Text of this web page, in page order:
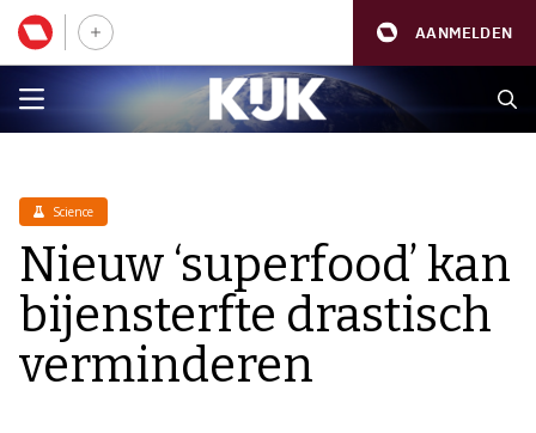
AANMELDEN
Science
Nieuw ‘superfood’ kan
bijensterfte drastisch
verminderen